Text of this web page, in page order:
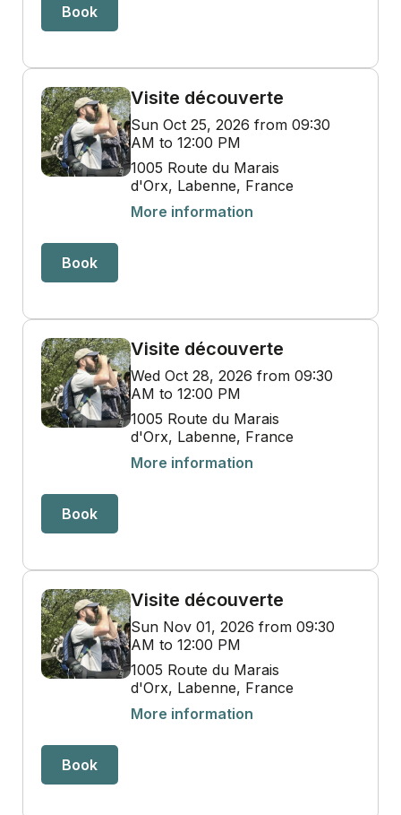
Book
Visite découverte
Sun Oct 25, 2026 from 09:30
AM to 12:00 PM
1005 Route du Marais
d'Orx, Labenne, France
More information
Book
Visite découverte
Wed Oct 28, 2026 from 09:30
AM to 12:00 PM
1005 Route du Marais
d'Orx, Labenne, France
More information
Book
Visite découverte
Sun Nov 01, 2026 from 09:30
AM to 12:00 PM
1005 Route du Marais
d'Orx, Labenne, France
More information
Book